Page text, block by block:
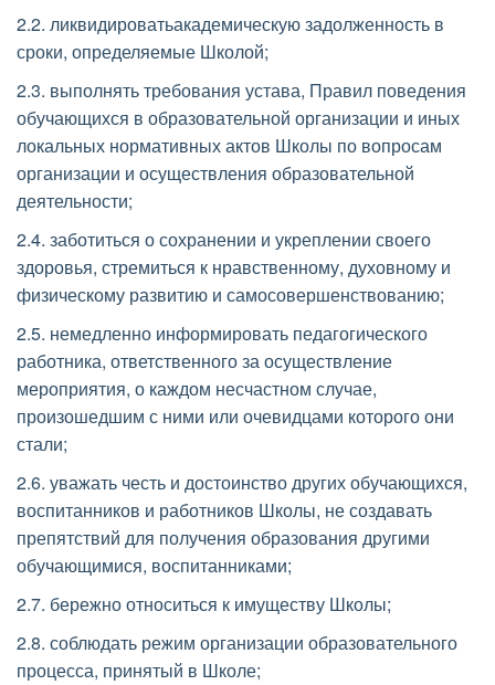
2.2. ликвидироватьакадемическую задолженность в
сроки, определяемые Школой;
2.3. выполнять требования устава, Правил поведения
обучающихся в образовательной организации и иных
локальных нормативных актов Школы по вопросам
организации и осуществления образовательной
деятельности;
2.4. заботиться о сохранении и укреплении своего
здоровья, стремиться к нравственному, духовному и
физическому развитию и самосовершенствованию;
2.5. немедленно информировать педагогического
работника, ответственного за осуществление
мероприятия, о каждом несчастном случае,
произошедшим с ними или очевидцами которого они
стали;
2.6. уважать честь и достоинство других обучающихся,
воспитанников и работников Школы, не создавать
препятствий для получения образования другими
обучающимися, воспитанниками;
2.7. бережно относиться к имуществу Школы;
2.8. соблюдать режим организации образовательного
процесса, принятый в Школе;